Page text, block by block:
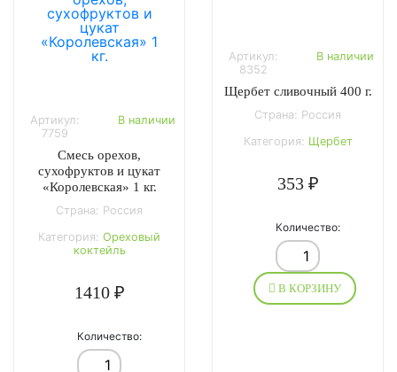
Артикул:
7759
В наличии
Смесь орехов,
сухофруктов и цукат
«Королевская» 1 кг.
Страна: Россия
Категория: Ореховый
коктейль
1410 ₽
Количество:
Артикул:
8352
В наличии
Щербет сливочный 400 г.
Страна: Россия
Категория: Щербет
353 ₽
Количество:
В КОРЗИНУ